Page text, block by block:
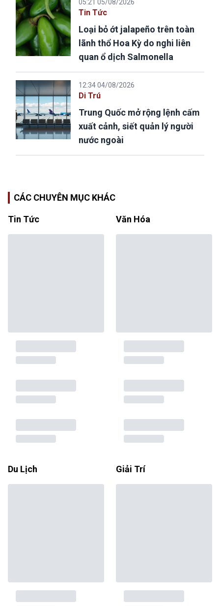
05:21 05/08/2026
Tin Tức
Loại bỏ ớt jalapeño trên toàn
lãnh thổ Hoa Kỳ do nghi liên
quan ổ dịch Salmonella
12:34 04/08/2026
Di Trú
Trung Quốc mở rộng lệnh cấm
xuất cảnh, siết quản lý người
nước ngoài
CÁC CHUYÊN MỤC KHÁC
Tin Tức Văn Hóa
Du Lịch Giải Trí